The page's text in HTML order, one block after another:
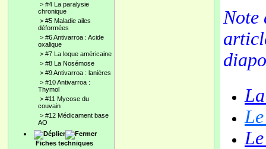
> #4 La paralysie
chronique
> #5 Maladie ailes
déformées
> #6 Antivarroa : Acide
oxalique
> #7 La loque américaine
> #8 La Nosémose
> #9 Antivarroa : lanières
> #10 Antivarroa :
Thymol
> #11 Mycose du
couvain
> #12 Médicament base
AO
Fiches techniques
Note